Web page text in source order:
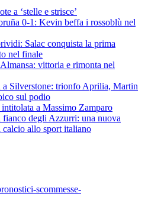
a ‘stelle e strisce’
0-1: Kevin beffa i rossoblù nel
Salac conquista la prima
nel finale
vittoria e rimonta nel
a Silverstone: trionfo Aprilia, Martin
sul podio
a Massimo Zamparo
degli Azzurri: una nuova
allo sport italiano